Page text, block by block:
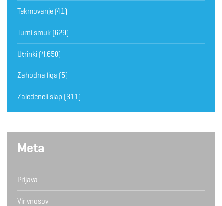
Tekmovanje (41)
Turni smuk (629)
Utrinki (4.650)
Zahodna liga (5)
Zaledeneli slap (311)
Meta
Prijava
Vir vnosov